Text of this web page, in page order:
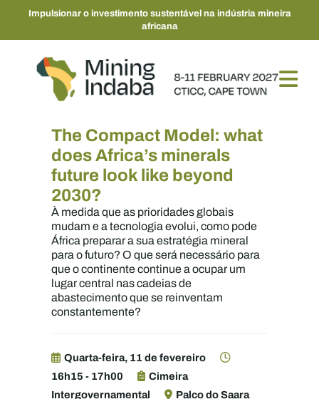
Impulsionar o investimento sustentável na indústria mineira
africana
The Compact Model: what
does Africa’s minerals
future look like beyond
2030?
À medida que as prioridades globais
mudam e a tecnologia evolui, como pode
África preparar a sua estratégia mineral
para o futuro? O que será necessário para
que o continente continue a ocupar um
lugar central nas cadeias de
abastecimento que se reinventam
constantemente?
Quarta-feira, 11 de fevereiro
16h15 - 17h00
Cimeira
Intergovernamental
Palco do Saara